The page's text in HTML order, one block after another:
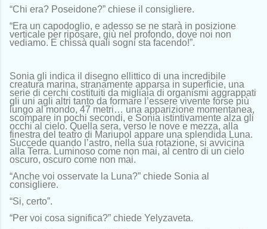
“Chi era? Poseidone?” chiese il consigliere.
“Era un capodoglio, e adesso se ne starà in posizione
verticale per riposare, giù nel profondo, dove noi non
vediamo. E chissà quali sogni sta facendo!”.
Sonia gli indica il disegno ellittico di una incredibile
creatura marina, stranamente apparsa in superficie, una
serie di cerchi costituiti da migliaia di organismi aggrappati
gli uni agli altri tanto da formare l’essere vivente forse più
lungo al mondo, 47 metri… una apparizione momentanea,
scompare in pochi secondi, e Sonia istintivamente alza gli
occhi al cielo. Quella sera, verso le nove e mezza, alla
finestra del teatro di Mariupol appare una splendida Luna.
Succede quando l’astro, nella sua rotazione, si avvicina
alla Terra. Luminoso come non mai, al centro di un cielo
oscuro, oscuro come non mai.
“Anche voi osservate la Luna?” chiede Sonia al
consigliere.
“Si, certo”.
“Per voi cosa significa?” chiede Yelyzaveta.